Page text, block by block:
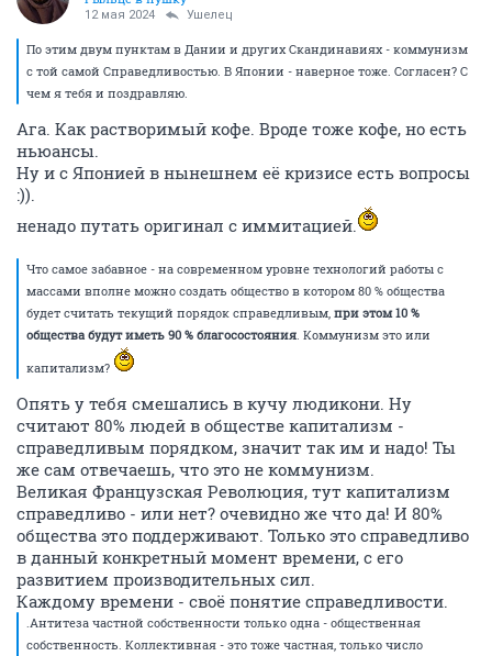
12 мая 2024 Ушелец
По этим двум пунктам в Дании и других Скандинавиях - коммунизм
с той самой Справедливостью. В Японии - наверное тоже. Согласен? С
чем я тебя и поздравляю.
Ага. Как растворимый кофе. Вроде тоже кофе, но есть
ньюансы.
Ну и с Японией в нынешнем её кризисе есть вопросы
:)).
ненадо путать оригинал с иммитацией.
Что самое забавное - на современном уровне технологий работы с
массами вполне можно создать общество в котором 80 % общества
будет считать текущий порядок справедливым, при этом 10 %
общества будут иметь 90 % благосостояния . Коммунизм это или
капитализм?
Опять у тебя смешались в кучу людикони. Ну
считают 80% людей в обществе капитализм -
справедливым порядком, значит так им и надо! Ты
же сам отвечаешь, что это не коммунизм.
Великая Французская Революция, тут капитализм
справедливо - или нет? очевидно же что да! И 80%
общества это поддерживают. Только это справедливо
в данный конкретный момент времени, с его
развитием производительных сил.
Каждому времени - своё понятие справедливости.
.Антитеза частной собственности только одна - общественная
собственность. Коллективная - это тоже частная, только число